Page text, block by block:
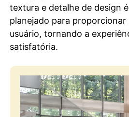
textura e detalhe de design
planejado para
usuário, tornando a
satisfatória.